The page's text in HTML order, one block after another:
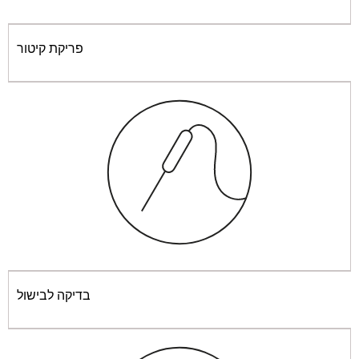
פריקת קיטור
בדיקה לבישול
בישול רגיל סטטי
בישול אינטנסיבי לח
בישול לח מלמעלה
בישול סטטי לח רגיל